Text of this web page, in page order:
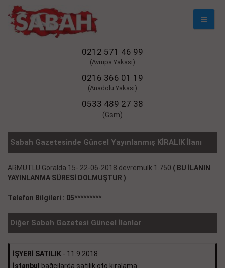
Mobil
0212 571 46 99
(Avrupa Yakası)
0216 366 01 19
(Anadolu Yakası)
0533 489 27 38
(Gsm)
Sabah Gazetesinde Güncel Yayınlanmış KİRALIK İlanı
ARMUTLU Göralda 15- 22-06-2018 devremülk 1.750 ( BU İLANIN
YAYINLANMA SÜRESİ DOLMUŞTUR )
Telefon Bilgileri : 05*********
Diğer Sabah Gazetesi Güncel İlanlar
İŞYERİ SATILIK - 11.9.2018
İstanbul
bağcılarda satılık oto kiralama...